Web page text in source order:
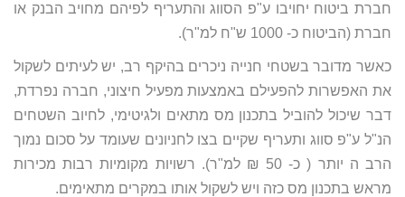
חברת ביטוח יחויבו ע"פ הסווג והתעריף לפיהם מחויב הבנק או
חברת (הביטוח כ- 1000 ש"ח למ"ר).
כאשר מדובר בשטחי חנייה ניכרים בהיקף רב, יש לעיתים לשקול
את האפשרות להפעילם באמצעות מפעיל חיצוני, חברה נפרדת,
דבר שיכול להוביל בתכנון מס מתאים ולגיטימי, לחיוב השטחים
הנ"ל ע"פ סווג ותעריף שקיים בצו לחניונים שעומד על סכום נמוך
הרב ה יותר ( כ- 50 ₪ למ"ר). רשויות מקומיות רבות מכירות
מראש בתכנון מס כזה ויש לשקול אותו במקרים מתאימים.